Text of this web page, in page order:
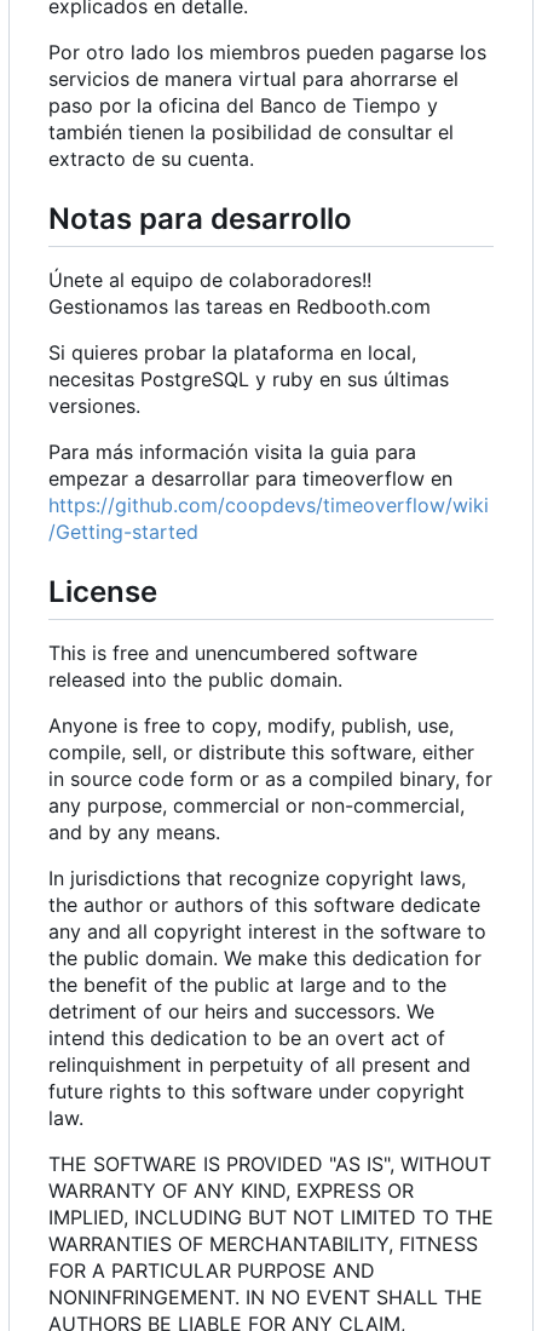
explicados en detalle.
Por otro lado los miembros pueden pagarse los
servicios de manera virtual para ahorrarse el
paso por la oficina del Banco de Tiempo y
también tienen la posibilidad de consultar el
extracto de su cuenta.
Notas para desarrollo
Únete al equipo de colaboradores!!
Gestionamos las tareas en Redbooth.com
Si quieres probar la plataforma en local,
necesitas PostgreSQL y ruby en sus últimas
versiones.
Para más información visita la guia para
empezar a desarrollar para timeoverflow en
https://github.com/coopdevs/timeoverflow/wiki
/Getting-started
License
This is free and unencumbered software
released into the public domain.
Anyone is free to copy, modify, publish, use,
compile, sell, or distribute this software, either
in source code form or as a compiled binary, for
any purpose, commercial or non-commercial,
and by any means.
In jurisdictions that recognize copyright laws,
the author or authors of this software dedicate
any and all copyright interest in the software to
the public domain. We make this dedication for
the benefit of the public at large and to the
detriment of our heirs and successors. We
intend this dedication to be an overt act of
relinquishment in perpetuity of all present and
future rights to this software under copyright
law.
THE SOFTWARE IS PROVIDED "AS IS", WITHOUT
WARRANTY OF ANY KIND, EXPRESS OR
IMPLIED, INCLUDING BUT NOT LIMITED TO THE
WARRANTIES OF MERCHANTABILITY, FITNESS
FOR A PARTICULAR PURPOSE AND
NONINFRINGEMENT. IN NO EVENT SHALL THE
AUTHORS BE LIABLE FOR ANY CLAIM,